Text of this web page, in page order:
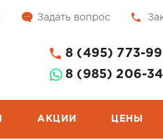
Задать вопрос
8 (495) 773-
8 (985) 206-
АКЦИИ ЦЕНЫ